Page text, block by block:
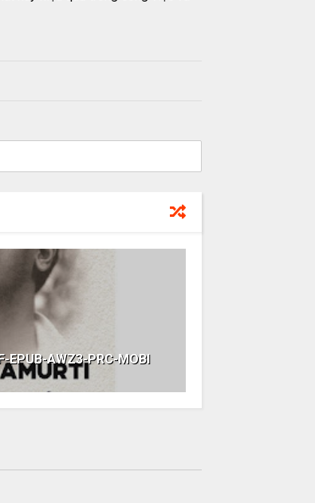
EPUB-AWZ3-PRC-MOBI